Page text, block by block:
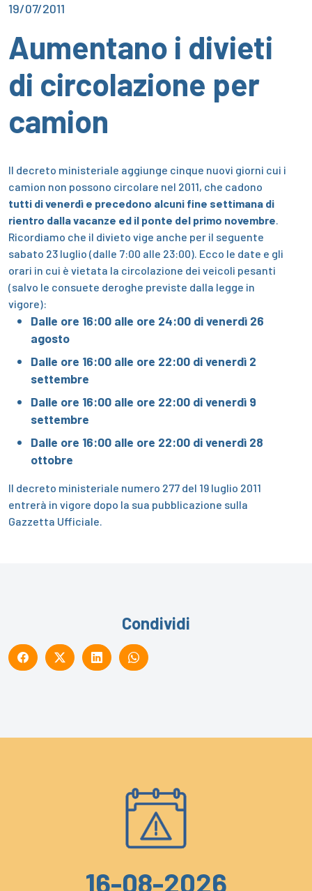
19/07/2011
Aumentano i divieti
di circolazione per
camion
Il decreto ministeriale aggiunge cinque nuovi giorni cui i
camion non possono circolare nel 2011, che cadono
tutti di venerdì e precedono alcuni fine settimana di
rientro dalla vacanze ed il ponte del primo novembre.
Ricordiamo che il divieto vige anche per il seguente
sabato 23 luglio (dalle 7:00 alle 23:00). Ecco le date e gli
orari in cui è vietata la circolazione dei veicoli pesanti
(salvo le consuete deroghe previste dalla legge in
vigore):
Dalle ore 16:00 alle ore 24:00 di venerdì 26
agosto
Dalle ore 16:00 alle ore 22:00 di venerdì 2
settembre
Dalle ore 16:00 alle ore 22:00 di venerdì 9
settembre
Dalle ore 16:00 alle ore 22:00 di venerdì 28
ottobre
Il decreto ministeriale numero 277 del 19 luglio 2011
entrerà in vigore dopo la sua pubblicazione sulla
Gazzetta Ufficiale.
Condividi
16-08-2026